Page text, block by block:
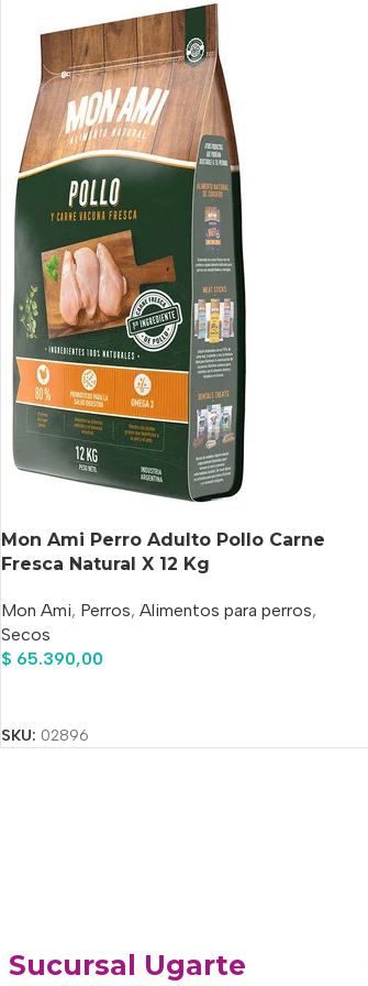
Mon Ami Perro Adulto Pollo Carne
Fresca Natural X 12 Kg
Mon Ami, Perros, Alimentos para perros,
Secos
$ 65.390,00
SKU: 02896
Sucursal Ugarte